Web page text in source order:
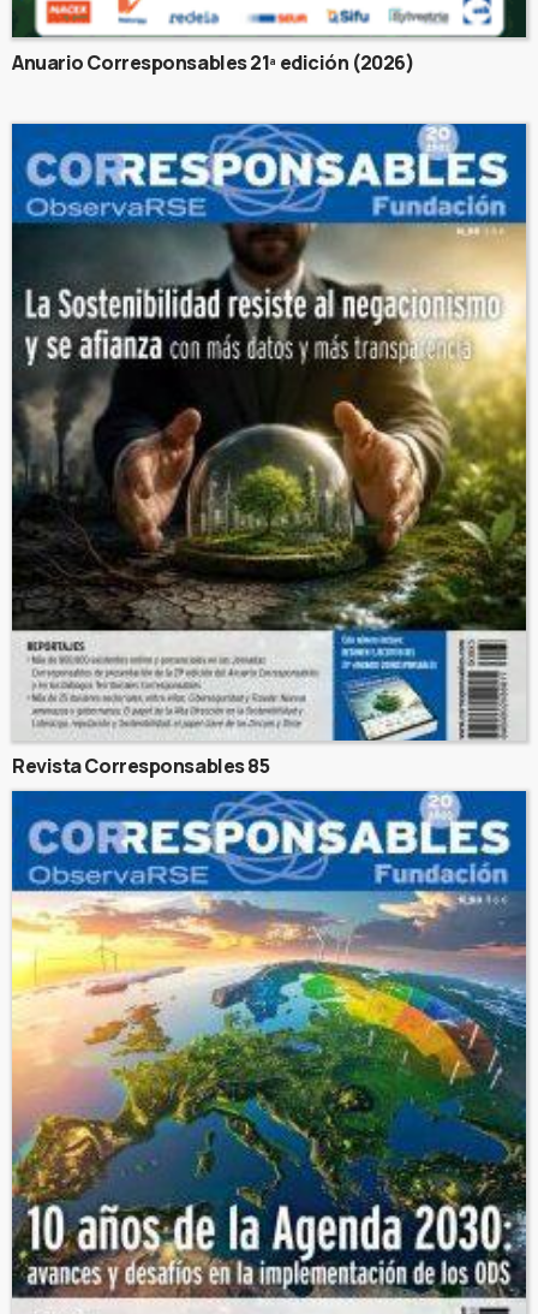
Anuario Corresponsables 21ª edición (2026)
Revista Corresponsables 85